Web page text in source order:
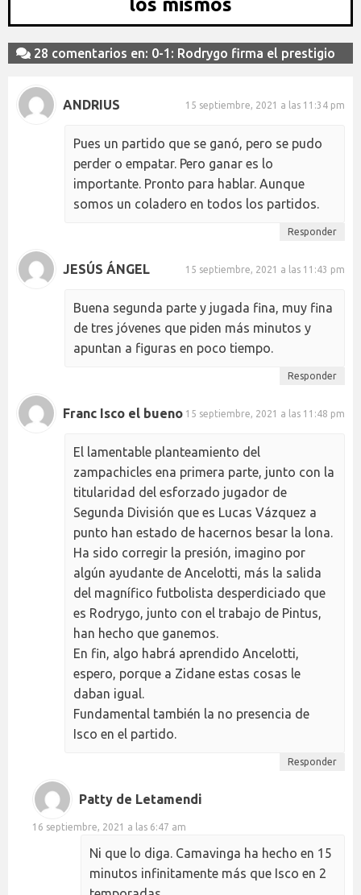
los mismos
28 comentarios en: 0-1: Rodrygo firma el prestigio
ANDRIUS 15 septiembre, 2021 a las 11:34 pm
Pues un partido que se ganó, pero se pudo
perder o empatar. Pero ganar es lo
importante. Pronto para hablar. Aunque
somos un coladero en todos los partidos.
Responder
JESÚS ÁNGEL 15 septiembre, 2021 a las 11:43 pm
Buena segunda parte y jugada fina, muy fina
de tres jóvenes que piden más minutos y
apuntan a figuras en poco tiempo.
Responder
Franc Isco el bueno 15 septiembre, 2021 a las 11:48 pm
El lamentable planteamiento del
zampachicles ena primera parte, junto con la
titularidad del esforzado jugador de
Segunda División que es Lucas Vázquez a
punto han estado de hacernos besar la lona.
Ha sido corregir la presión, imagino por
algún ayudante de Ancelotti, más la salida
del magnífico futbolista desperdiciado que
es Rodrygo, junto con el trabajo de Pintus,
han hecho que ganemos.
En fin, algo habrá aprendido Ancelotti,
espero, porque a Zidane estas cosas le
daban igual.
Fundamental también la no presencia de
Isco en el partido.
Responder
Patty de Letamendi
16 septiembre, 2021 a las 6:47 am
Ni que lo diga. Camavinga ha hecho en 15
minutos infinitamente más que Isco en 2